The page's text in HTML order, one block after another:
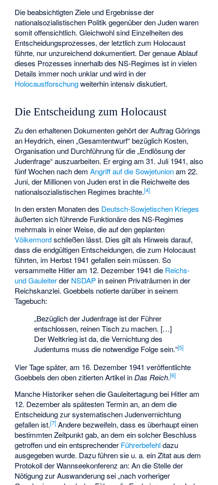
Die beabsichtigten Ziele und Ergebnisse der
nationalsozialistischen Politik gegenüber den Juden waren
somit offensichtlich. Gleichwohl sind Einzelheiten des
Entscheidungsprozesses, der letztlich zum Holocaust
führte, nur unzureichend dokumentiert. Der genaue Ablauf
dieses Prozesses innerhalb des NS-Regimes ist in vielen
Details immer noch unklar und wird in der
Holocaustforschungweiterhin intensiv diskutiert.
Die Entscheidung zum Holocaust
Zu den erhaltenen Dokumenten gehört der Auftrag Görings
an Heydrich, einen „Gesamtentwurf“ bezüglich Kosten,
Organisation und Durchführung für die „Endlösung der
Judenfrage“ auszuarbeiten. Er erging am 31. Juli 1941, also
fünf Wochen nach demAngriff auf die Sowjetunionam 22.
Juni, der Millionen von Juden erst in die Reichweite des
nationalsozialistischen Regimes brachte.[4]
In den ersten Monaten des Deutsch-Sowjetischen Krieges
äußerten sich führende Funktionäre des NS-Regimes
mehrmals in einer Weise, die auf den geplanten
Völkermordschließen lässt. Dies gilt als Hinweis darauf,
dass die endgültigen Entscheidungen, die zum Holocaust
führten, im Herbst 1941 gefallen sein müssen. So
versammelte Hitler am 12. Dezember 1941 die Reichs-
und Gauleiterder NSDAP in seinen Privaträumen in der
Reichskanzlei. Goebbels notierte darüber in seinem
Tagebuch:
„Bezüglich der Judenfrage ist der Führer
entschlossen, reinen Tisch zu machen. […]
Der Weltkrieg ist da, die Vernichtung des
Judentums muss die notwendige Folge sein.“[5]
Vier Tage später, am 16. Dezember 1941 veröffentlichte
Goebbels den oben zitierten Artikel inDas Reich.[6]
Manche Historiker sehen die Gauleitertagung bei Hitler am
12. Dezember als spätesten Termin an, an dem die
Entscheidung zur systematischen Judenvernichtung
gefallen ist.[7] Andere bezweifeln, dass es überhaupt einen
bestimmten Zeitpunkt gab, an dem ein solcher Beschluss
getroffen und ein entsprechender Führerbefehldazu
ausgegeben wurde. Dazu führen sie u. a. ein Zitat aus dem
Protokoll der Wannseekonferenz an: An die Stelle der
Nötigung zur Auswanderung sei „nach vorheriger